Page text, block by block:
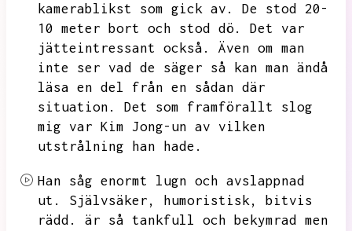
kamerablikst som gick av.
De stod 20-
10 meter bort och stod dö.
Det var
jätteintressant också.
Även om man
inte ser vad de säger så kan man ändå
läsa en del från en sådan där
situation.
Det som framförallt slog
mig var Kim Jong-un av vilken
utstrålning han hade.
Han såg enormt lugn och avslappnad
ut.
Självsäker, humoristisk,
bitvis
rädd.
är så tankfull och bekymrad men